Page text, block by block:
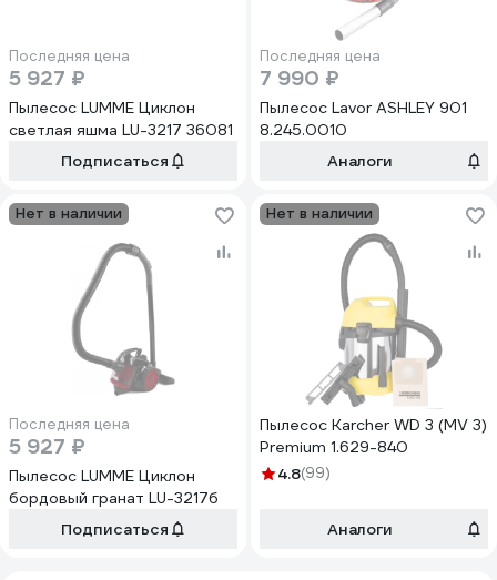
Последняя цена
5 927 ₽
Пылесос LUMME Циклон
светлая яшма LU-3217 36081
Подписаться
Последняя цена
7 990 ₽
Пылесос Lavor ASHLEY 901
8.245.0010
Аналоги
Нет в наличии
Последняя цена
5 927 ₽
Пылесос LUMME Циклон
бордовый гранат LU-3217б
Подписаться
Нет в наличии
Пылесос Karcher WD 3 (MV 3)
Premium 1.629-840
4.8(99)
Аналоги